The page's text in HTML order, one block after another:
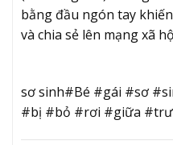
bằng đầu ngón tay
và chia sẻ lên mạng xã
sơ sinh#Bé #gái #sơ
#bị #bỏ #rơi #giữa